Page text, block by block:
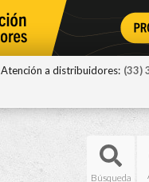
Atención a distribuidores: (33)